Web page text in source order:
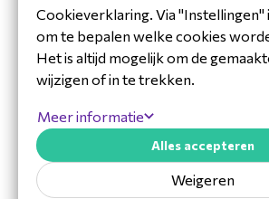
Cookieverklaring. Via "Instellingen"
om te bepalen welke cookies
Het is altijd mogelijk om de
wijzigen of in te trekken.
Meer informatie
Weigeren
Alles accepteren